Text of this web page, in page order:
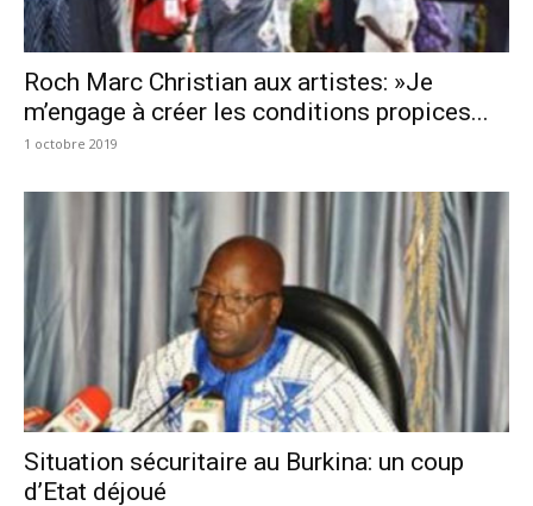
Roch Marc Christian aux artistes: »Je
m’engage à créer les conditions propices...
1 octobre 2019
Situation sécuritaire au Burkina: un coup
d’Etat déjoué